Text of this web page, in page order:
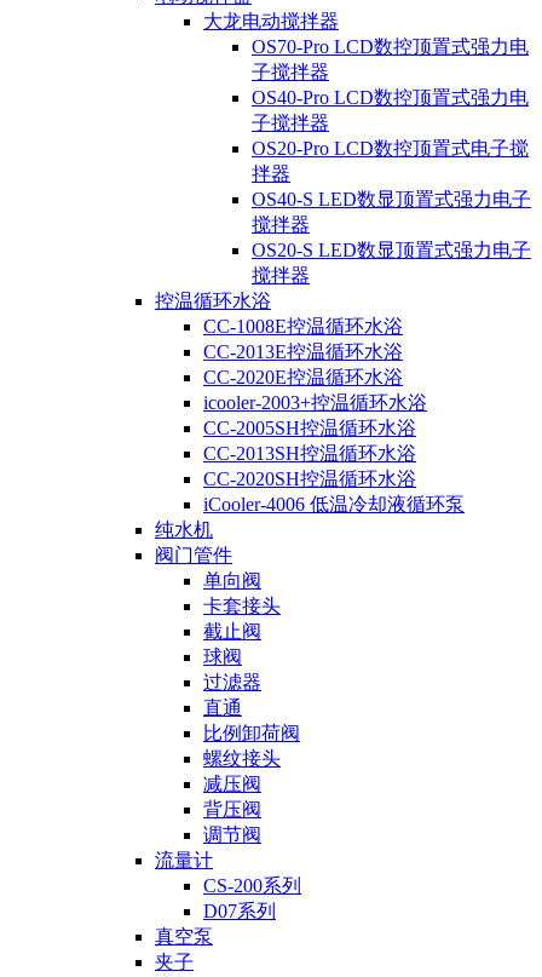
大龙电动搅拌器
OS70-Pro LCD数控顶置式强力电
子搅拌器
OS40-Pro LCD数控顶置式强力电
子搅拌器
OS20-Pro LCD数控顶置式电子搅
拌器
OS40-S LED数显顶置式强力电子
搅拌器
OS20-S LED数显顶置式强力电子
搅拌器
控温循环水浴
CC-1008E控温循环水浴
CC-2013E控温循环水浴
CC-2020E控温循环水浴
icooler-2003+控温循环水浴
CC-2005SH控温循环水浴
CC-2013SH控温循环水浴
CC-2020SH控温循环水浴
iCooler-4006 低温冷却液循环泵
纯水机
阀门管件
单向阀
卡套接头
截止阀
球阀
过滤器
直通
比例卸荷阀
螺纹接头
减压阀
背压阀
调节阀
流量计
CS-200系列
D07系列
真空泵
夹子